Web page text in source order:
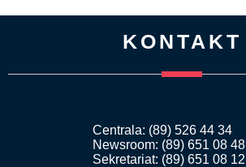
KONTAKT
Centrala: (89) 526 44 34
Newsroom: (89) 651 08 48
Sekretariat: (89) 651 08 12